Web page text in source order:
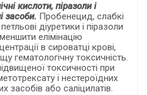
кислоти, піразоли і
засоби. Пробенецид, слабкі
діуретики і піразоли
елімінацію
в сироватці крові,
гематологічну токсичність.
токсичності при
і нестероїдних
засобів або саліцилатів.